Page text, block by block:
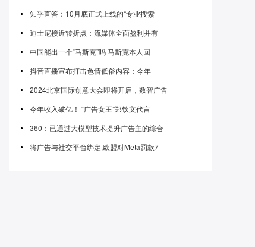
知乎直答：10月底正式上线的“专业搜索
迪士尼接近转折点：流媒体全面盈利并有
中国能出一个“马斯克”吗 马斯克本人回
抖音直播宣布打击色情低俗内容：今年
2024北京国际创意大会即将开启，数智广告
今年收入破亿！ “广告女王”郑钦文代言
360：已通过大模型技术提升广告主的综合
将广告与社交平台绑定,欧盟对Meta罚款7